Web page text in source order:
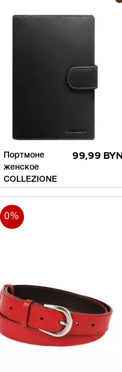
Портмоне
женское
COLLEZIONE
99,99 BYN
0%